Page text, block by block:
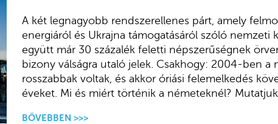
A két legnagyobb rendszerellenes párt, amely
energiáról és Ukrajna támogatásáról szóló nemzeti
együtt már 30 százalék feletti népszerűségnek
bizony válságra utaló jelek. Csakhogy: 2004-ben a
rosszabbak voltak, és akkor óriási felemelkedés
éveket. Mi és miért történik a németeknél?
BŐVEBBEN >>>